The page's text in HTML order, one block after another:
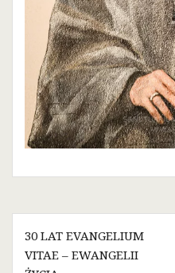
Nawigacja
wpisu
30 LAT EVANGELIUM
VITAE – EWANGELII